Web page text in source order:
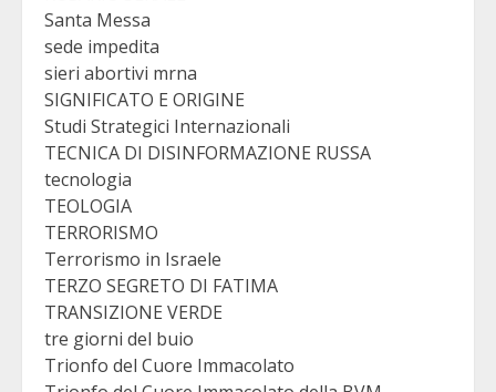
Santa Messa
sede impedita
sieri abortivi mrna
SIGNIFICATO E ORIGINE
Studi Strategici Internazionali
TECNICA DI DISINFORMAZIONE RUSSA
tecnologia
TEOLOGIA
TERRORISMO
Terrorismo in Israele
TERZO SEGRETO DI FATIMA
TRANSIZIONE VERDE
tre giorni del buio
Trionfo del Cuore Immacolato